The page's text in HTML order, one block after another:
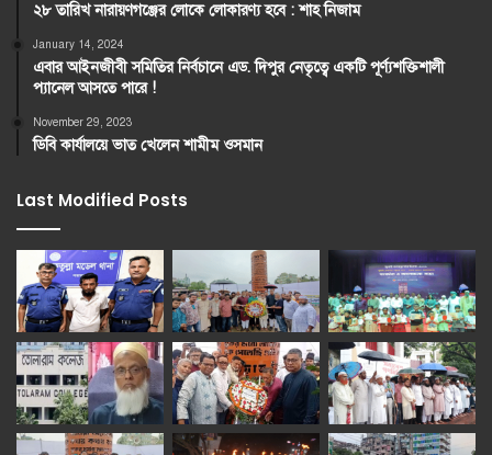
২৮ তারিখ নারায়ণগঞ্জের লোকে লোকারণ্য হবে : শাহ নিজাম
January 14, 2024
এবার আইনজীবী সমিতির নির্বচানে এড. দিপুর নেতৃত্বে একটি পূর্ণ্যশক্তিশালী
প্যানেল আসতে পারে !
November 29, 2023
ডিবি কার্যালয়ে ভাত খেলেন শামীম ওসমান
Last Modified Posts